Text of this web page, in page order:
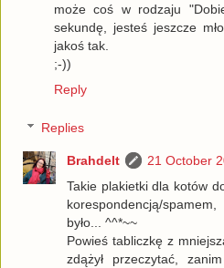
może coś w rodzaju
sekundę, jesteś jeszcze
jakoś tak.
;-))
Reply
Replies
Brahdelt
21 October
Takie plakietki dla kotów
korespondencją/
było... ^^*~~
Powieś tabliczkę z
zdążył przeczytać,